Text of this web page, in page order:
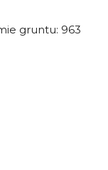
gruntu: 963